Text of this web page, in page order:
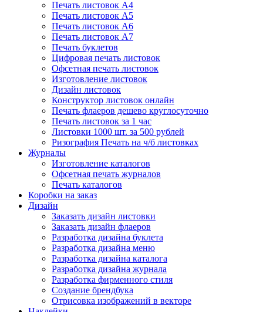
Печать листовок А4
Печать листовок А5
Печать листовок А6
Печать листовок А7
Печать буклетов
Цифровая печать листовок
Офсетная печать листовок
Изготовление листовок
Дизайн листовок
Конструктор листовок онлайн
Печать флаеров дешево круглосуточно
Печать листовок за 1 час
Листовки 1000 шт. за 500 рублей
Ризография Печать на ч/б листовках
Журналы
Изготовление каталогов
Офсетная печать журналов
Печать каталогов
Коробки на заказ
Дизайн
Заказать дизайн листовки
Заказать дизайн флаеров
Разработка дизайна буклета
Разработка дизайна меню
Разработка дизайна каталога
Разработка дизайна журнала
Разработка фирменного стиля
Создание брендбука
Отрисовка изображений в векторе